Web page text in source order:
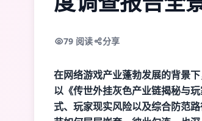
79 阅读 分享
在网络游戏产业蓬勃发展的背景
以《传世外挂灰色产业链揭秘与
式、玩家现实风险以及综合防范